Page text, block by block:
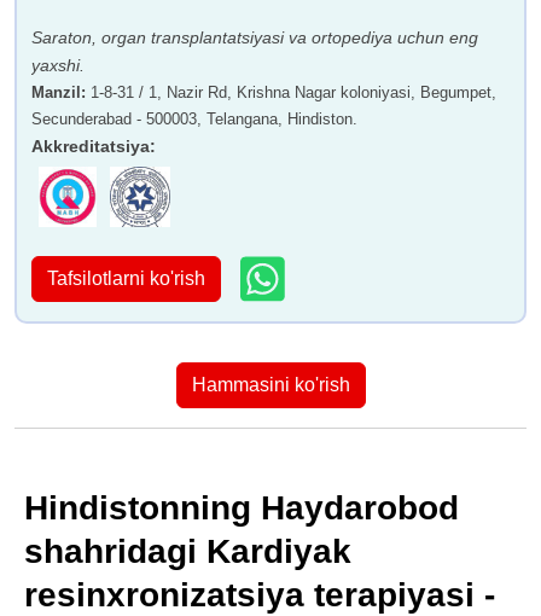
Saraton, organ transplantatsiyasi va ortopediya uchun eng
yaxshi.
Manzil : 1-8-31 / 1, Nazir Rd, Krishna Nagar koloniyasi, Begumpet,
Secunderabad - 500003, Telangana, Hindiston.
Akkreditatsiya:
Tafsilotlarni ko'rish
Hammasini ko'rish
Hindistonning Haydarobod
shahridagi Kardiyak
resinxronizatsiya terapiyasi -